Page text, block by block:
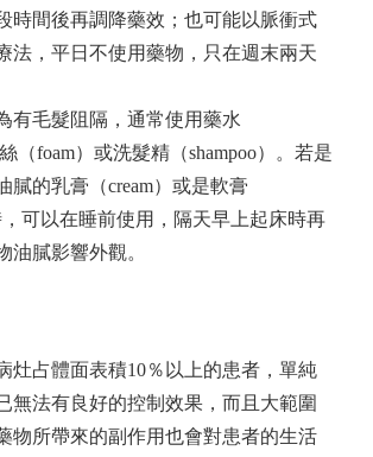
時間後再調降藥效；也可能以脈衝式
法，平日不使用藥物，只在週末兩天
有毛髮阻隔，通常使用藥水
（foam）或洗髮精（shampoo）。若是
膩的乳膏（cream）或是軟膏
，可以在睡前使用，隔天早上起床時再
油膩影響外觀。
灶占體面表積10％以上的患者，單純
無法有良好的控制效果，而且大範圍
物所帶來的副作用也會對患者的生活